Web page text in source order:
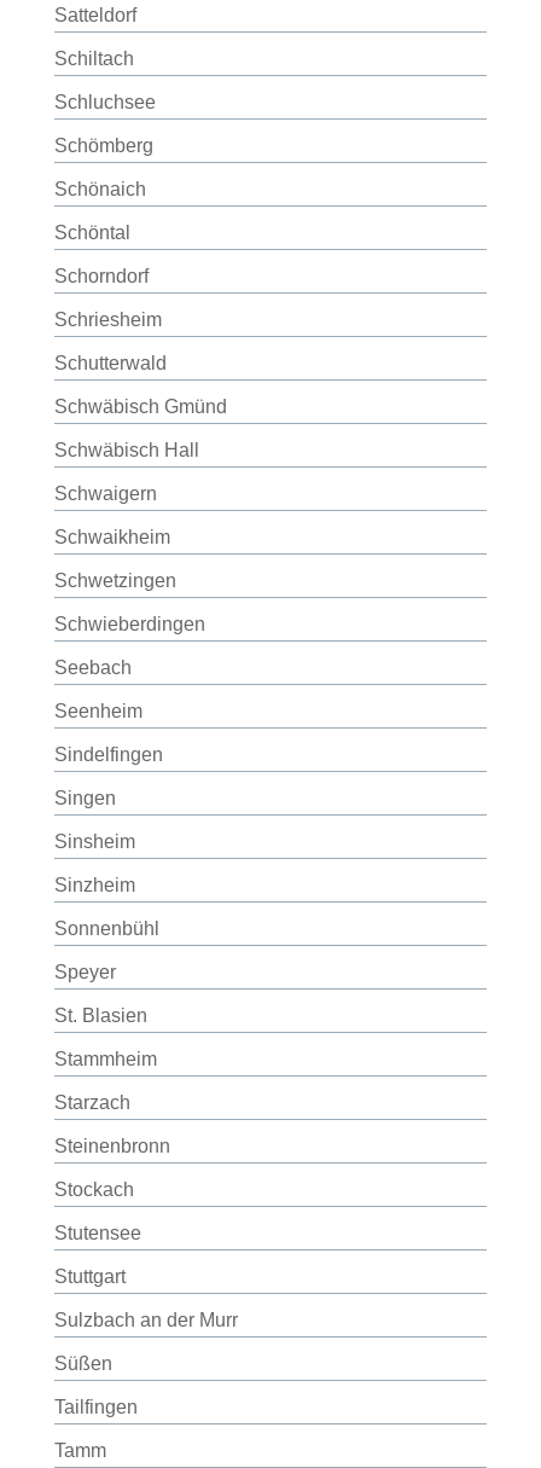
Satteldorf
Schiltach
Schluchsee
Schömberg
Schönaich
Schöntal
Schorndorf
Schriesheim
Schutterwald
Schwäbisch Gmünd
Schwäbisch Hall
Schwaigern
Schwaikheim
Schwetzingen
Schwieberdingen
Seebach
Seenheim
Sindelfingen
Singen
Sinsheim
Sinzheim
Sonnenbühl
Speyer
St. Blasien
Stammheim
Starzach
Steinenbronn
Stockach
Stutensee
Stuttgart
Sulzbach an der Murr
Süßen
Tailfingen
Tamm